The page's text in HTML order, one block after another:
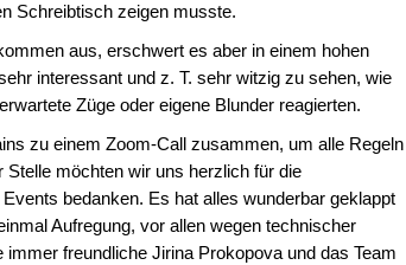
Schreibtisch zeigen musste.
aus, erschwert es aber in einem hohen
interessant und z. T. sehr witzig zu sehen, wie
Züge oder eigene Blunder reagierten.
zu einem Zoom-Call zusammen, um alle Regeln
möchten wir uns herzlich für die
bedanken. Es hat alles wunderbar geklappt
Aufregung, vor allen wegen technischer
freundliche Jirina Prokopova und das Team